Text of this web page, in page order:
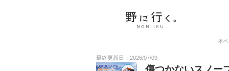
本
最終更新日：2026/07/09